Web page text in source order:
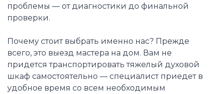
проблемы — от диагностики до финальной
проверки.
Почему стоит выбрать именно нас? Прежде
всего, это выезд мастера на дом. Вам не
придется транспортировать тяжелый духовой
шкаф самостоятельно — специалист приедет в
удобное время со всем необходимым